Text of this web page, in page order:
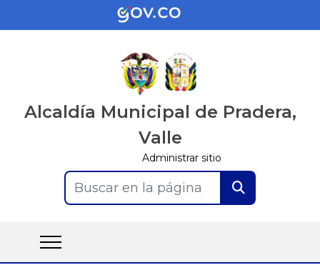
Alcaldía Municipal de Pradera,
Valle
Administrar sitio
Buscar en la página